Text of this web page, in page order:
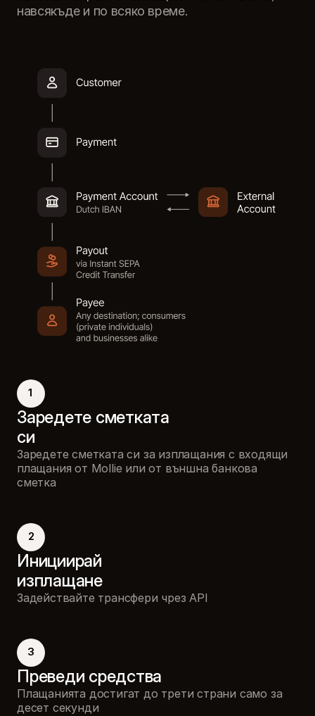
1
Заредете сметката
си
Заредете сметката си за изплащания с входящи
плащания от Mollie или от външна банкова
сметка
2
Инициирай
изплащане
Задействайте трансфери чрез API
3
Преведи средства
Плащанията достигат до трети страни само за
десет секунди